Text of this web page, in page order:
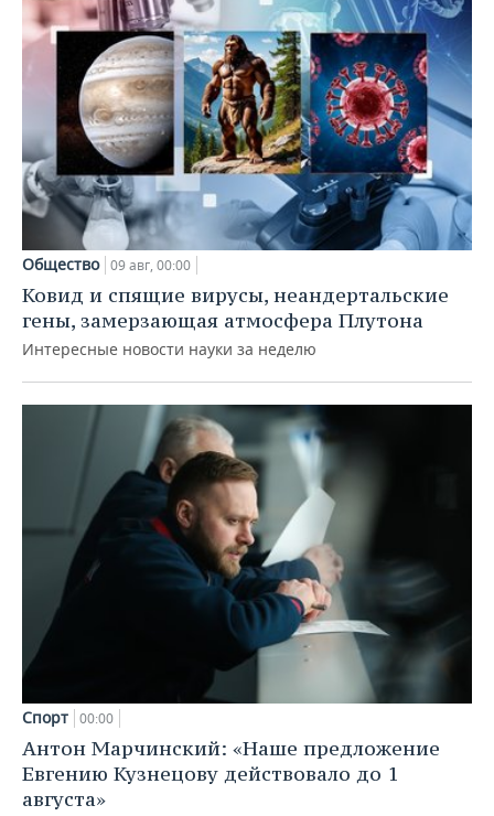
Общество 09 авг, 00:00
Ковид и спящие вирусы, неандертальские
гены, замерзающая атмосфера Плутона
Интересные новости науки за неделю
Спорт 00:00
Антон Марчинский: «Наше предложение
Евгению Кузнецову действовало до 1
августа»